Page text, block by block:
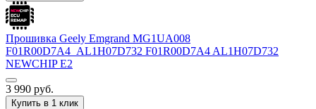
Прошивка Geely Emgrand MG1UA008
F01R00D7A4_AL1H07D732 F01R00D7A4 AL1H07D732
NEWCHIP E2
3 990 руб.
Купить в 1 клик